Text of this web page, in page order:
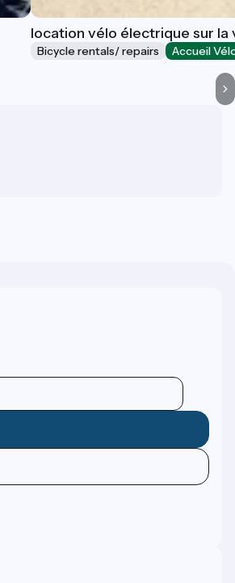
location vélo électrique sur la
Bicycle rentals/ repairs Accueil